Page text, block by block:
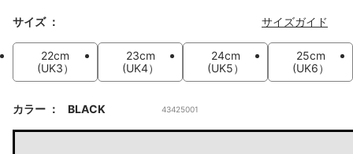
サイズ サイズガイド
22cm
(UK3）
23cm
(UK4）
24cm
(UK5）
25cm
(UK6）
カラー BLACK 43425001